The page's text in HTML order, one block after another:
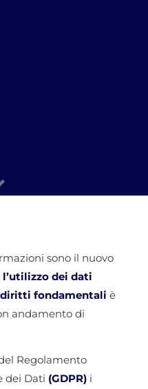
sono il nuovo
dei dati
diritti fondamentali è
andamento di
Regolamento
dei Dati (GDPR)i